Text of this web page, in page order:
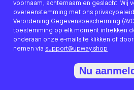
voornaam, achternaam en geslacht. Wij
overeenstemming met ons
Verordening Gegevensbescherming
toestemming op elk moment intrekken
onderaan onze e-mails te klikken of
nemen via support@upway.shop
Nu